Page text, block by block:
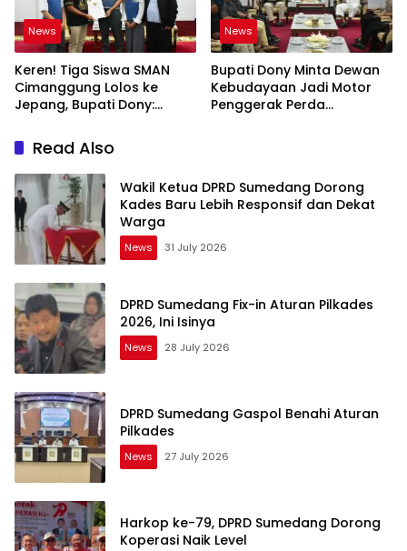
News
Keren! Tiga Siswa SMAN
Cimanggung Lolos ke
Jepang, Bupati Dony:
News
Bupati Dony Minta Dewan
Kebudayaan Jadi Motor
Penggerak Perda
Read Also
Wakil Ketua DPRD Sumedang Dorong
Kades Baru Lebih Responsif dan Dekat
Warga
News 31 July 2026
DPRD Sumedang Fix-in Aturan Pilkades
2026, Ini Isinya
News 28 July 2026
DPRD Sumedang Gaspol Benahi Aturan
Pilkades
News 27 July 2026
Harkop ke-79, DPRD Sumedang Dorong
Koperasi Naik Level